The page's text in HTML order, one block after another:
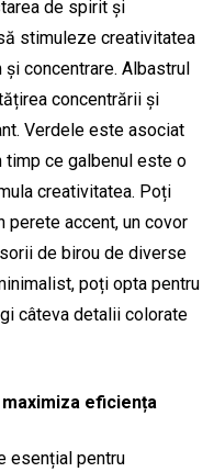
de spirit și
stimuleze creativitatea
concentrare. Albastrul
concentrării și
Verdele este asociat
timp ce galbenul este o
creativitatea. Poți
perete accent, un covor
de birou de diverse
poți opta pentru
câteva detalii colorate
eficiența
esențial pentru